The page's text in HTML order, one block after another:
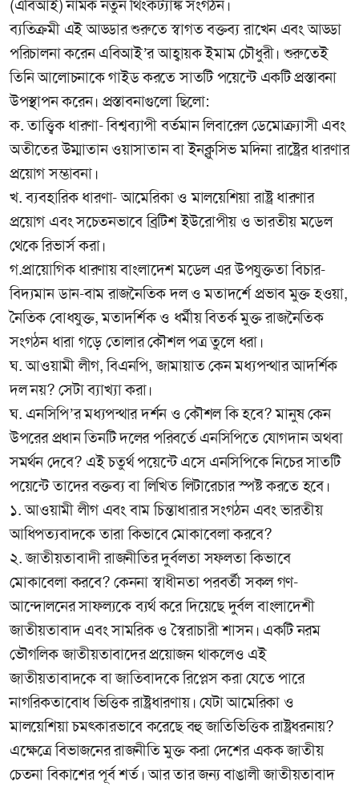
(এবিআই) নামক নতুন থিংকট্যাঙ্ক সংগঠন।
ব্যতিক্রমী এই আড্ডার শুরুতে স্বাগত বক্তব্য রাখেন এবং আড্ডা
পরিচালনা করেন এবিআই’র আহ্বায়ক ইমাম চৌধুরী। শুরুতেই
তিনি আলোচনাকে গাইড করতে সাতটি পয়েন্টে একটি প্রস্তাবনা
উপস্থাপন করেন। প্রস্তাবনাগুলো ছিলো:
ক. তাত্ত্বিক ধারণা- বিশ্বব্যাপী বর্তমান লিবারেল ডেমোক্র্যাসী এবং
অতীতের উম্মাতান ওয়াসাতান বা ইনক্লুসিভ মদিনা রাষ্ট্রের ধারণার
প্রয়োগ সম্ভাবনা।
খ. ব্যবহারিক ধারণা- আমেরিকা ও মালয়েশিয়া রাষ্ট্র ধারণার
প্রয়োগ এবং সচেতনভাবে ব্রিটিশ ইউরোপীয় ও ভারতীয় মডেল
থেকে রিভার্স করা।
গ.প্রায়োগিক ধারণায় বাংলাদেশ মডেল এর উপযুক্ততা বিচার-
বিদ্যমান ডান-বাম রাজনৈতিক দল ও মতাদর্শে প্রভাব মুক্ত হওয়া,
নৈতিক বোধযুক্ত, মতাদর্শিক ও ধর্মীয় বিতর্ক মুক্ত রাজনৈতিক
সংগঠন ধারা গড়ে তোলার কৌশল পত্র তুলে ধরা।
ঘ. আওয়ামী লীগ, বিএনপি, জামায়াত কেন মধ্যপন্থার আদর্শিক
দল নয়? সেটা ব্যাখ্যা করা।
ঘ. এনসিপি’র মধ্যপন্থার দর্শন ও কৌশল কি হবে? মানুষ কেন
উপরের প্রধান তিনটি দলের পরিবর্তে এনসিপিতে যোগদান অথবা
সমর্থন দেবে? এই চতুর্থ পয়েন্টে এসে এনসিপিকে নিচের সাতটি
পয়েন্টে তাদের বক্তব্য বা লিখিত লিটারেচার স্পষ্ট করতে হবে।
১. আওয়ামী লীগ এবং বাম চিন্তাধারার সংগঠন এবং ভারতীয়
আধিপত্যবাদকে তারা কিভাবে মোকাবেলা করবে?
২. জাতীয়তাবাদী রাজনীতির দুর্বলতা সফলতা কিভাবে
মোকাবেলা করবে? কেননা স্বাধীনতা পরবর্তী সকল গণ-
আন্দোলনের সাফল্যকে ব্যর্থ করে দিয়েছে দুর্বল বাংলাদেশী
জাতীয়তাবাদ এবং সামরিক ও স্বৈরাচারী শাসন। একটি নরম
ভৌগলিক জাতীয়তাবাদের প্রয়োজন থাকলেও এই
জাতীয়তাবাদকে বা জাতিবাদকে রিপ্লেস করা যেতে পারে
নাগরিকতাবোধ ভিত্তিক রাষ্ট্রধারণায়। যেটা আমেরিকা ও
মালয়েশিয়া চমৎকারভাবে করেছে বহু জাতিভিত্তিক রাষ্ট্রধরনায়?
এক্ষেত্রে বিভাজনের রাজনীতি মুক্ত করা দেশের একক জাতীয়
চেতনা বিকাশের পূর্ব শর্ত। আর তার জন্য বাঙালী জাতীয়তাবাদ